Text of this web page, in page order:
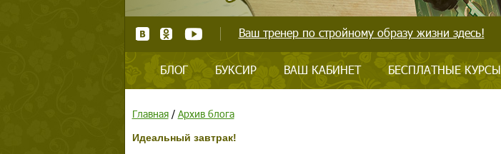
Ваш тренер по стройному образу жизни здесь!
БЛОГ БУКСИР ВАШ КАБИНЕТ БЕСПЛАТНЫЕ КУРСЫ
Главная/ Архив блога
Идеальный завтрак!